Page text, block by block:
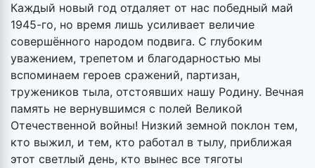
Каждый новый год отдаляет от нас победный май
1945-го, но время лишь усиливает величие
совершённого народом подвига. С глубоким
уважением, трепетом и благодарностью мы
вспоминаем героев сражений, партизан,
тружеников тыла, отстоявших нашу Родину. Вечная
память не вернувшимся с полей Великой
Отечественной войны! Низкий земной поклон тем,
кто выжил, и тем, кто работал в тылу, приближая
этот светлый день, кто вынес все тяготы